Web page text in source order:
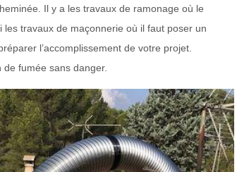
Il y a les travaux de ramonage où le
travaux de maçonnerie où il faut poser un
l’accomplissement de votre projet.
de fumée sans danger.